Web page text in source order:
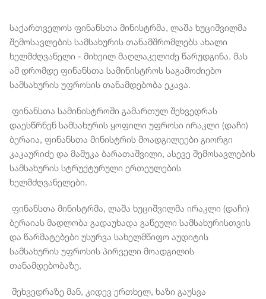
საქართველოს ფინანსთა მინისტრმა, ლაშა ხუციშვილმა
შემოსავლების სამსახურის თანამშრომლებს ახალი
ხელმძღვანელი - მიხეილ მაღლაკელიძე წარუდგინა. მას
ამ დრომდე ფინანსთა სამინისტროს საგამოძიებო
სამსახურის უფროსის თანამდებობა ეკავა.
ფინანსთა სამინისტროში გამართულ შეხვედრას
დაესწრნენ სამსახურის ყოფილი უფროსი ირაკლი (დაჩი)
ბერაია, ფინანსთა მინისტრის მოადგილეები გიორგი
კაკაურიძე და მამუკა ბარათაშვილი, ასევე შემოსავლების
სამსახურის სტრუქტურული ერთეულების
ხელმძღვანელები.
ფინანსთა მინისტრმა, ლაშა ხუციშვილმა ირაკლი (დაჩი)
ბერაიას მადლობა გადაუხადა გაწეული სამსახურისთვის
და წარმატებები უსურვა სახელმწიფო აუდიტის
სამსახურის უფროსის პირველი მოადგილის
თანამდებობაზე.
შეხვედრაზე მან, კიდევ ერთხელ, ხაზი გაუსვა